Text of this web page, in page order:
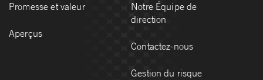
Promesse et valeur
Aperçus
Notre Équipe de
direction
Contactez-nous
Gestion du risque